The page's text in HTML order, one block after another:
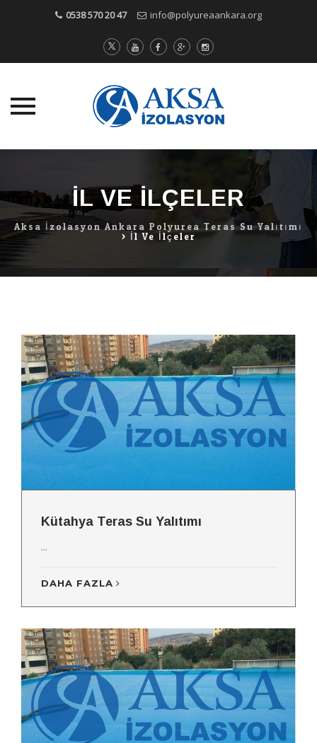
0538 570 20 47 info@polyureaankara.org
content
İL VE İLÇELER
Aksa İzolasyon Ankara Polyurea Teras Su Yalıtımı
> İl Ve İlçeler
Kütahya Teras Su Yalıtımı
...
DAHA FAZLA